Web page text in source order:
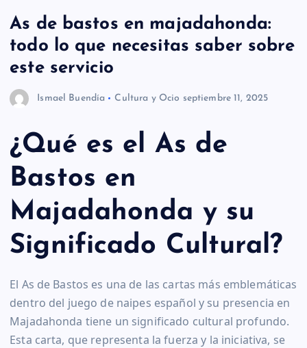
As de bastos en majadahonda:
todo lo que necesitas saber sobre
este servicio
Ismael Buendía Cultura y Ocio septiembre 11, 2025
¿Qué es el As de
Bastos en
Majadahonda y su
Significado Cultural?
El As de Bastos es una de las cartas más emblemáticas
dentro del juego de naipes español y su presencia en
Majadahonda tiene un significado cultural profundo.
Esta carta, que representa la fuerza y la iniciativa, se